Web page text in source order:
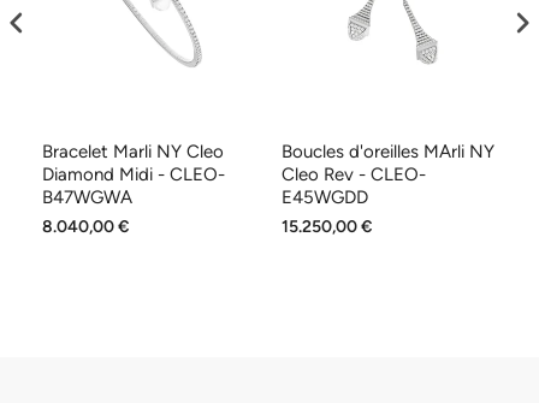
Bracelet Marli NY Cleo
Diamond Midi - CLEO-
B47WGWA
8.040,00 €
Boucles d'oreilles MArli NY
Cleo Rev - CLEO-
E45WGDD
15.250,00 €